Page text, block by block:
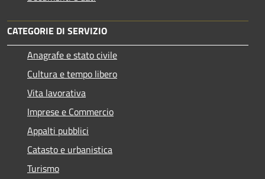
CATEGORIE DI SERVIZIO
Anagrafe e stato civile
Cultura e tempo libero
Vita lavorativa
Imprese e Commercio
Appalti pubblici
Catasto e urbanistica
Turismo